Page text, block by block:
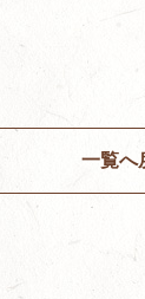
一覧へ